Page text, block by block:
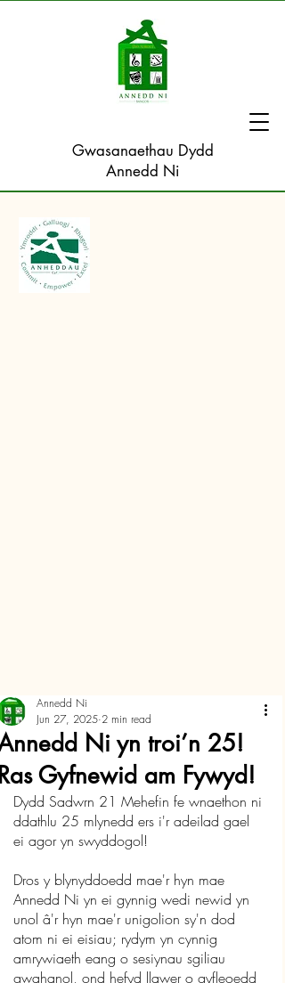
Gwasanaethau Dydd
Annedd Ni
Ni yn troi’n 25!
Gyfnewid am Fywyd!
Annedd Ni
Jun 27, 2025 2 min read
Dydd Sadwrn 21 Mehefin fe wnaethon ni
ddathlu 25 mlynedd ers i'r adeilad gael
ei agor yn swyddogol!
Dros y blynyddoedd mae'r hyn mae
Annedd Ni yn ei gynnig wedi newid yn
unol â'r hyn mae'r unigolion sy'n dod
atom ni ei eisiau; rydym yn cynnig
amrywiaeth eang o sesiynau sgiliau
gwahanol, ond hefyd llawer o gyfleoedd